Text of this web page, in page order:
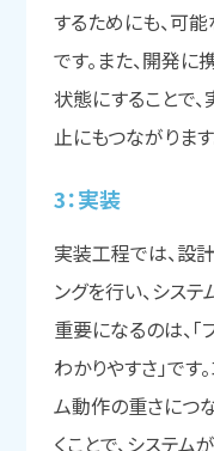
するためにも、可
です。また、開発
状態にすることで
止にもつながります
3：実装
実装工程では、設
ングを行い、シス
重要になるのは、
わかりやすさ」です
ム動作の重さにつ
くことで、システム